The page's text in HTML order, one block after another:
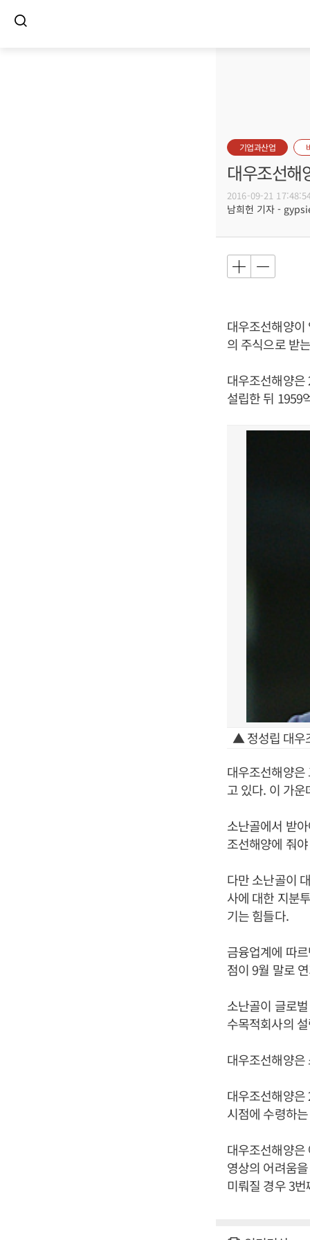
기업과산업
대우조선해
2016-09-21
남희헌 기자 -
대우조선해양
의 주식으로 받
대우조선해양은
설립한 뒤 1959
▲ 정성립 대우
대우조선해양은
고 있다. 이 가
소난골에서 받
조선해양에 줘
다만 소난골이
사에 대한 지분
기는 힘들다.
금융업계에 따
점이 9월 말로
소난골이 글로
수목적회사의
대우조선해양은
대우조선해양
시점에 수령하
대우조선해양은
영상의 어려움
미뤄질 경우 3